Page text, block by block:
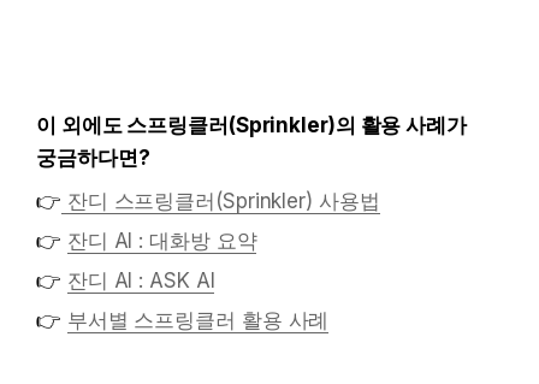
이 외에도 스프링클러(Sprinkler)의 활용 사례가
궁금하다면?
👉 잔디 스프링클러(Sprinkler) 사용법
👉 잔디 AI : 대화방 요약
👉 잔디 AI : ASK AI
👉 부서별 스프링클러 활용 사례